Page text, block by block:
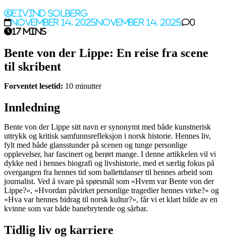
Eivind Solberg
November 14, 2025November 14, 2025
0
17 mins
Bente von der Lippe: En reise fra scene
til skribent
Forventet lesetid: 10 minutter
Innledning
Bente von der Lippe sitt navn er synonymt med både kunstnerisk
uttrykk og kritisk samfunnsrefleksjon i norsk historie. Hennes liv,
fylt med både glansstunder på scenen og tunge personlige
opplevelser, har fascinert og berørt mange. I denne artikkelen vil vi
dykke ned i hennes biografi og livshistorie, med et særlig fokus på
overgangen fra hennes tid som ballettdanser til hennes arbeid som
journalist. Ved å svare på spørsmål som «Hvem var Bente von der
Lippe?», «Hvordan påvirket personlige tragedier hennes virke?» og
«Hva var hennes bidrag til norsk kultur?», får vi et klart bilde av en
kvinne som var både banebrytende og sårbar.
Tidlig liv og karriere